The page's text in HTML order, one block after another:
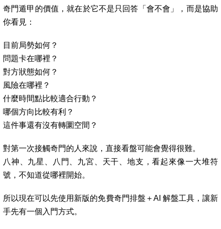
奇門遁甲的價值，就在於它不是只回答「會不會」，而是協助
你看見：
目前局勢如何？
問題卡在哪裡？
對方狀態如何？
風險在哪裡？
什麼時間點比較適合行動？
哪個方向比較有利？
這件事還有沒有轉圜空間？
對第一次接觸奇門的人來說，直接看盤可能會覺得很難。
八神、九星、八門、九宮、天干、地支，看起來像一大堆符
號，不知道從哪裡開始。
所以現在可以先使用新版的免費奇門排盤＋AI 解盤工具，讓新
手先有一個入門方式。